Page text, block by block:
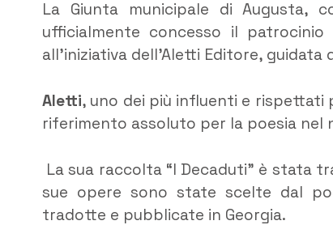
La Giunta municipale di Augusta,
ufficialmente concesso il
all’iniziativa dell’Aletti Editore,
Aletti, uno dei più influenti e
riferimento assoluto per la poesia nel
La sua raccolta “I Decaduti” è stata
sue opere sono state scelte dal
tradotte e pubblicate in Georgia.